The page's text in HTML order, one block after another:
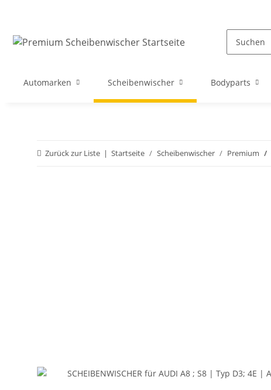
Automarken Scheibenwischer Bodyparts
Zurück zur Liste Startseite Scheibenwischer Premium